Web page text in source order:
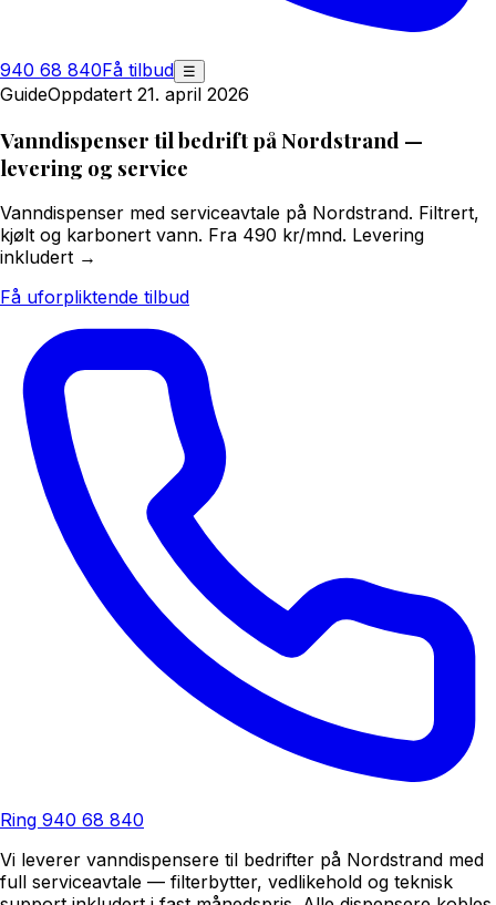
940 68 840Få tilbud ☰
GuideOppdatert 21. april 2026
Vanndispenser til bedrift på Nordstrand —
levering og service
Vanndispenser med serviceavtale på Nordstrand. Filtrert,
kjølt og karbonert vann. Fra 490 kr/mnd. Levering
inkludert →
Få uforpliktende tilbud
Ring 940 68 840
Vi leverer vanndispensere til bedrifter på Nordstrand med
full serviceavtale — filterbytter, vedlikehold og teknisk